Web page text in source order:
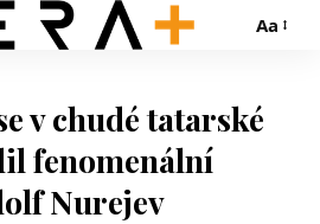
Aa
v chudé tatarské
fenomenální
Nurejev